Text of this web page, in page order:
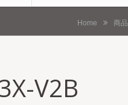
Home 商品
V2B